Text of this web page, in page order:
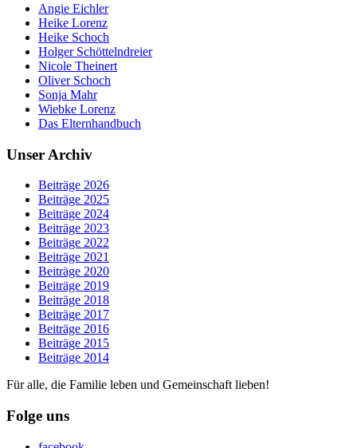
Angie Eichler
Heike Lorenz
Heike Schoch
Holger Schöttelndreier
Nicole Theinert
Oliver Schoch
Sonja Mahr
Wiebke Lorenz
Das Elternhandbuch
Unser Archiv
Beiträge 2026
Beiträge 2025
Beiträge 2024
Beiträge 2023
Beiträge 2022
Beiträge 2021
Beiträge 2020
Beiträge 2019
Beiträge 2018
Beiträge 2017
Beiträge 2016
Beiträge 2015
Beiträge 2014
Für alle, die Familie leben und Gemeinschaft lieben!
Folge uns